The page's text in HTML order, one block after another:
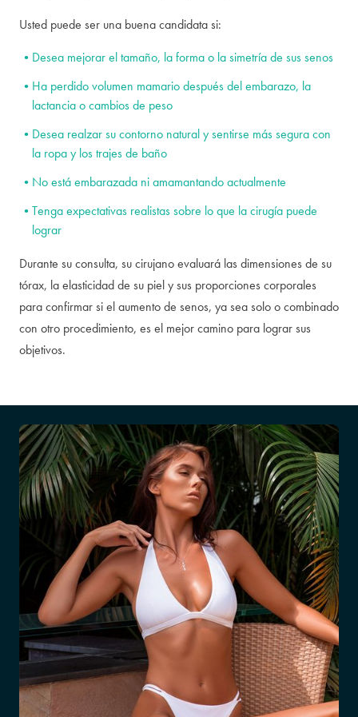
Usted puede ser una buena candidata si:
Desea mejorar el tamaño, la forma o la simetría de sus senos
Ha perdido volumen mamario después del embarazo, la
lactancia o cambios de peso
Desea realzar su contorno natural y sentirse más segura con
la ropa y los trajes de baño
No está embarazada ni amamantando actualmente
Tenga expectativas realistas sobre lo que la cirugía puede
lograr
Durante su consulta, su cirujano evaluará las dimensiones de su
tórax, la elasticidad de su piel y sus proporciones corporales
para confirmar si el aumento de senos, ya sea solo o combinado
con otro procedimiento, es el mejor camino para lograr sus
objetivos.